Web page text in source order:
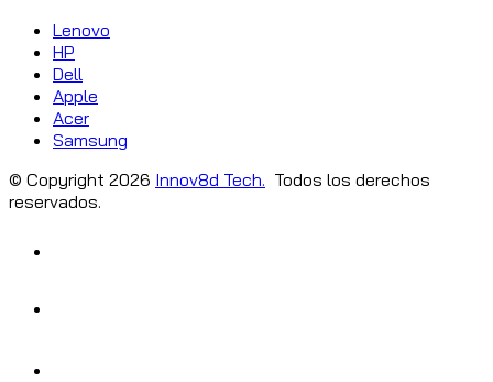
Lenovo
HP
Dell
Apple
Acer
Samsung
© Copyright 2026 Innov8d Tech. Todos los derechos
reservados.